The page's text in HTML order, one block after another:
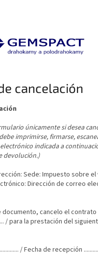
cancelación
únicamente si desea
imprimirse, firmarse,
indicada a
devolución.)
Sede: Impuesto sobre el
Dirección de correo
cancelo el
/ para la prestación del
/ Fecha de recepción